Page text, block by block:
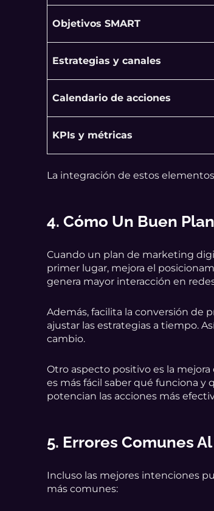
Objetivos SMART
Estrategias y canales
Calendario de acciones
KPIs y métricas
La integración de estos
4. Cómo Un Buen
Cuando un plan de marketing
primer lugar, mejora el
genera mayor interacción en
Además, facilita la conversión de
ajustar las estrategias a tiempo.
cambio.
Otro aspecto positivo es la
es más fácil saber qué funciona y
potencian las acciones más
5. Errores Comunes
Incluso las mejores intenciones
más comunes: